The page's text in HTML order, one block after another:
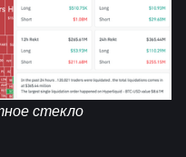
стекло